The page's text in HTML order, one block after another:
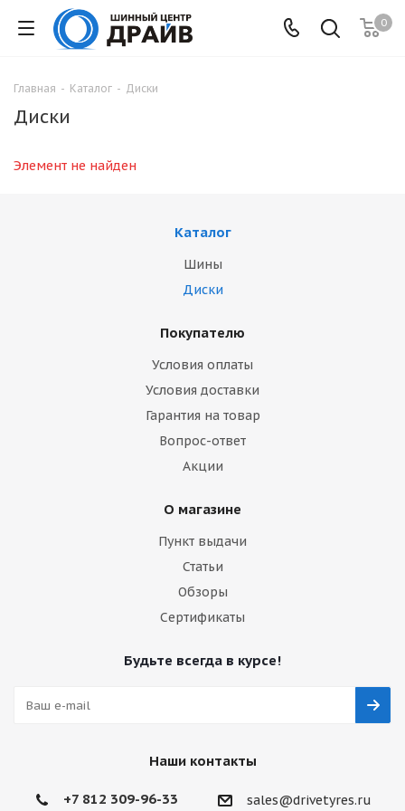
0
Главная - Каталог - Диски
Диски
Элемент не найден
Каталог
Шины
Диски
Покупателю
Условия оплаты
Условия доставки
Гарантия на товар
Вопрос-ответ
Акции
О магазине
Пункт выдачи
Статьи
Обзоры
Сертификаты
Будьте всегда в курсе!
Наши контакты
+7 812 309-96-33 sales@drivetyres.ru